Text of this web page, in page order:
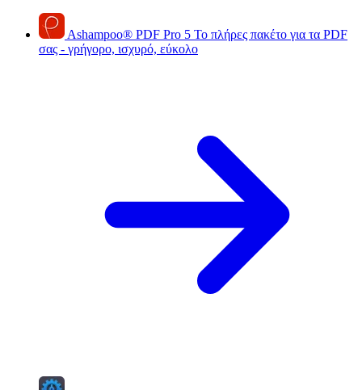
Ashampoo® PDF Pro 5 Το πλήρες πακέτο για τα PDF
σας - γρήγορο, ισχυρό, εύκολο